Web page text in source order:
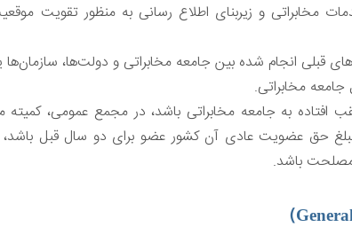
مخابراتی و زیربنای اطلاع رسانی به منظور تقویت
به جامعه مخابراتی باشد، در مجمع عمومی،
حق عضویت عادی آن کشور عضو برای دو سال قبل باشد،
مصلحت باشد.